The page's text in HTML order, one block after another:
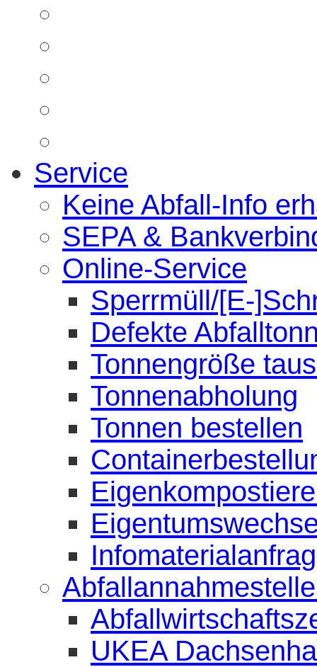
Service
Keine Abfall-Info
SEPA &
Online-Service
Sperrmüll/[E-
Defekte
Tonnengröße
Tonnenabholung
Tonnen bestellen
UKEA